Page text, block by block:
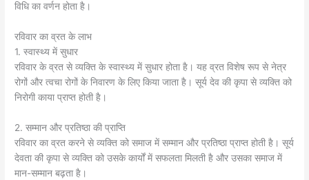
विधि का वर्णन होता है।
रविवार का व्रत के लाभ
1. स्वास्थ्य में सुधार
रविवार के व्रत से व्यक्ति के स्वास्थ्य में सुधार होता है। यह व्रत विशेष रूप से नेत्र
रोगों और त्वचा रोगों के निवारण के लिए किया जाता है। सूर्य देव की कृपा से व्यक्ति को
निरोगी काया प्राप्त होती है।
2. सम्मान और प्रतिष्ठा की प्राप्ति
रविवार का व्रत करने से व्यक्ति को समाज में सम्मान और प्रतिष्ठा प्राप्त होती है। सूर्य
देवता की कृपा से व्यक्ति को उसके कार्यों में सफलता मिलती है और उसका समाज में
मान-सम्मान बढ़ता है।